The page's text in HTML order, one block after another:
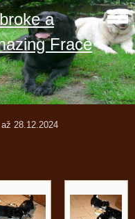
a
Frace
28.12.2024